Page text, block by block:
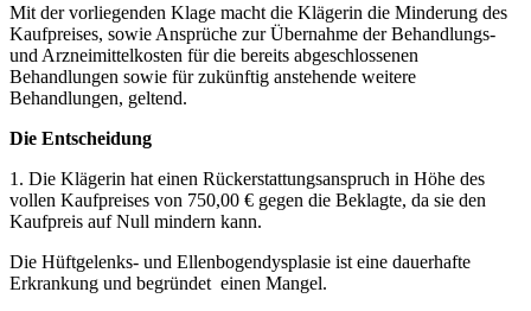
Mit der vorliegenden Klage macht die Klägerin die Minderung des
Kaufpreises, sowie Ansprüche zur Übernahme der Behandlungs-
und Arzneimittelkosten für die bereits abgeschlossenen
Behandlungen sowie für zukünftig anstehende weitere
Behandlungen, geltend.
Die Entscheidung
1. Die Klägerin hat einen Rückerstattungsanspruch in Höhe des
vollen Kaufpreises von 750,00 € gegen die Beklagte, da sie den
Kaufpreis auf Null mindern kann.
Die Hüftgelenks- und Ellenbogendysplasie ist eine dauerhafte
Erkrankung und begründet einen Mangel.